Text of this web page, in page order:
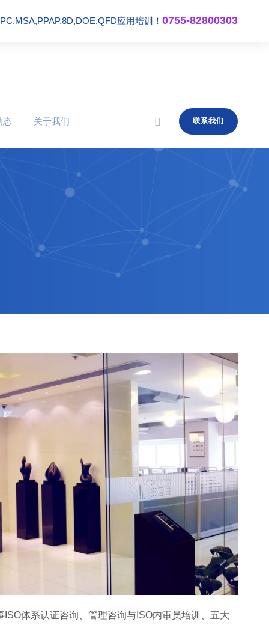
应用培训！ 0755-82800303
态 关于我们 联系我们
体系认证咨询、管理咨询与ISO内审员培训、五大